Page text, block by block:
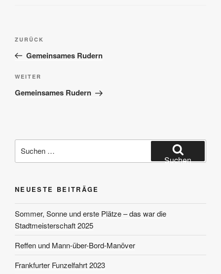
Beitragsnavigation
Vorheriger
Beitrag
ZURÜCK
Gemeinsames Rudern
Nächster
Beitrag
WEITER
Gemeinsames Rudern
nach:
Suchen
NEUESTE BEITRÄGE
Sommer, Sonne und erste Plätze – das war die
Stadtmeisterschaft 2025
Reffen und Mann-über-Bord-Manöver
Frankfurter Funzelfahrt 2023